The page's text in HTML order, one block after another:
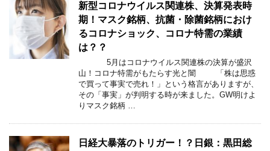
新型コロナウイルス関連株、決算発表時
期！マスク銘柄、抗菌・除菌銘柄におけ
るコロナショック、コロナ特需の業績
は？？
5月はコロナウイルス関連株の決算が盛沢
山！コロナ特需がもたらす光と闇 「株は思惑
で買って事実で売れ！」という格言がありますが、
その「事実」が判明する時が来ました。GW明けよ
りマスク銘柄 …
日経大暴落のトリガー！？日銀：黒田総